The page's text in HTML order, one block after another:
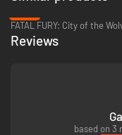
Reviews
based on 3